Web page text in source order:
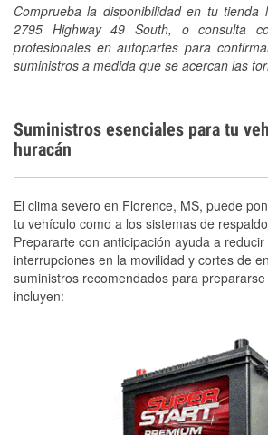
Comprueba la disponibilidad en tu tienda
2795 Highway 49 South, o consulta
profesionales en autopartes para
suministros a medida que se acercan las
Suministros esenciales para tu
huracán
El clima severo en Florence, MS, puede
tu vehículo como a los sistemas de
Prepararte con anticipación ayuda a
interrupciones en la movilidad y cortes de
suministros recomendados para
incluyen: